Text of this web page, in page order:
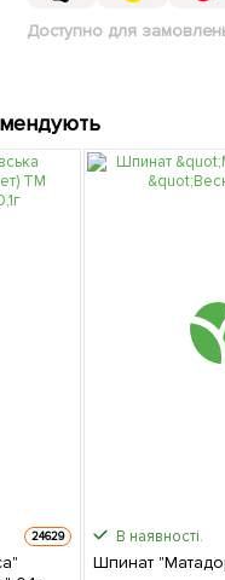
Доступно для
24629 В наявності.
Шпинат